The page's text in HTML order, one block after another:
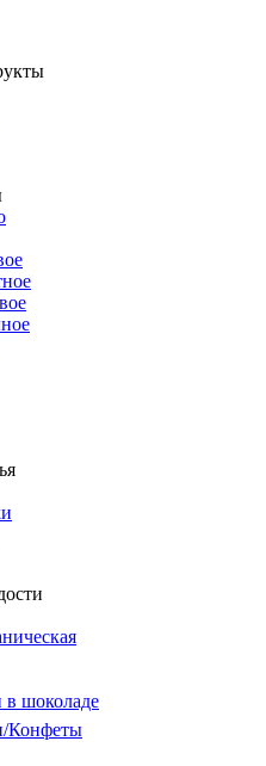
шоколаде
Конфеты